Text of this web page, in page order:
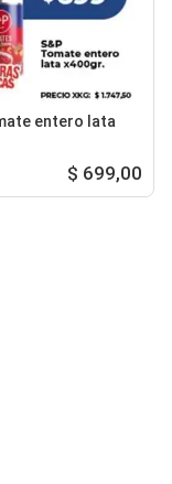
entero lata
$ 699,00